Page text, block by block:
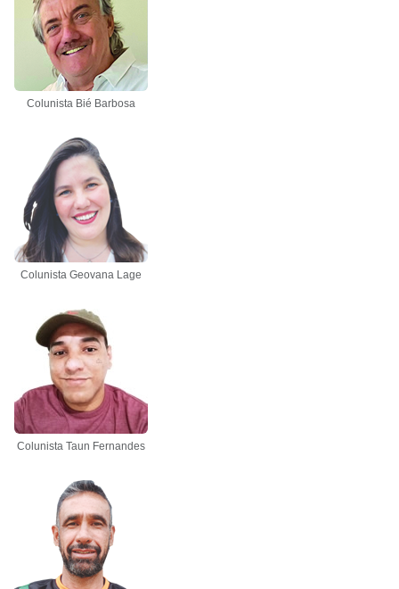
Colunista Bié Barbosa
Colunista Geovana Lage
Colunista Taun Fernandes